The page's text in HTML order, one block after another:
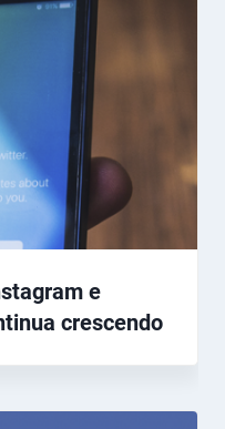
e
crescendo